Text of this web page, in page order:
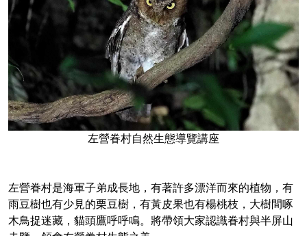
左營眷村自然生態導覽講座
左營眷村是海軍子弟成長地，有著許多漂洋而來的植物，有
雨豆樹也有少見的栗豆樹，有黃皮果也有楊桃枝，大樹間啄
木鳥捉迷藏，貓頭鷹呼呼鳴。將帶領大家認識眷村與半屏山